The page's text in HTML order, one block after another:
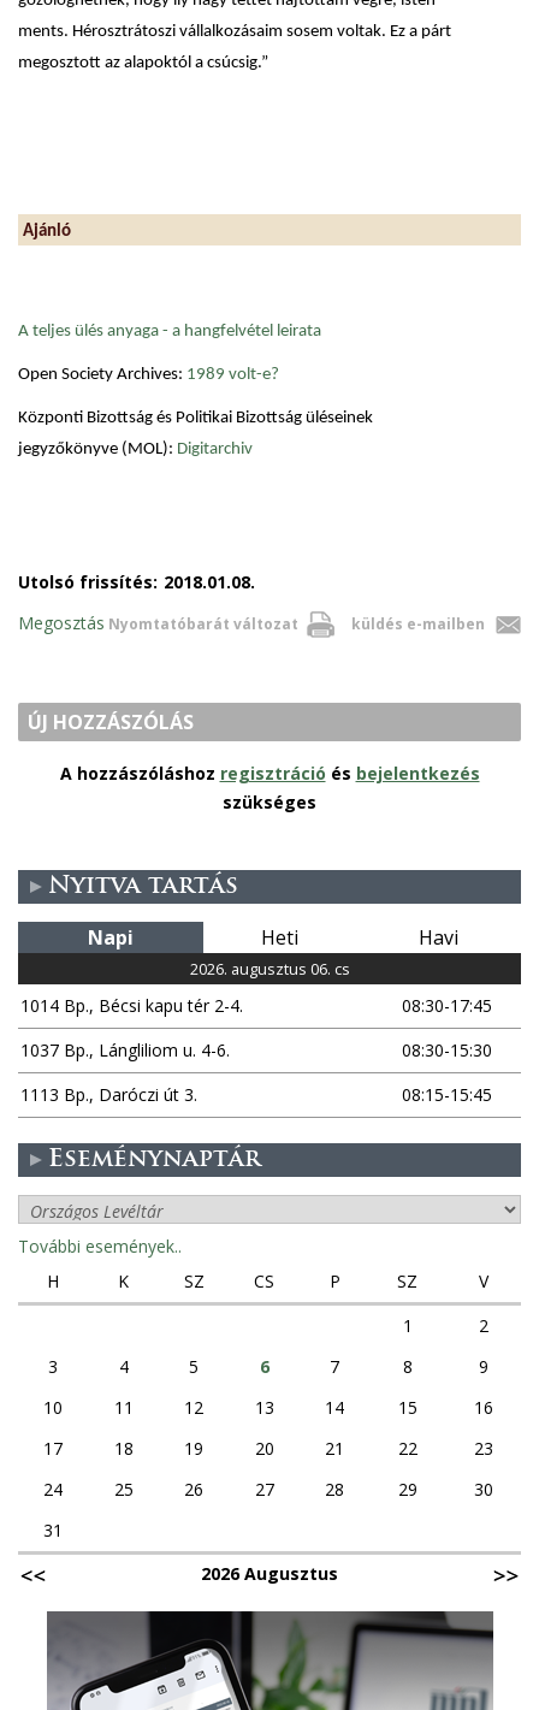
ments. Hérosztrátoszi vállalkozásaim sosem voltak. Ez a párt
megosztott az alapoktól a csúcsig.”
Ajánló
A teljes ülés anyaga - a hangfelvétel leirata
Open Society Archives: 1989 volt-e?
Központi Bizottság és Politikai Bizottság üléseinek
jegyzőkönyve (MOL): Digitarchiv
Utolsó frissítés: 2018.01.08.
Nyomtatóbarát változat küldés e-mailben
Megosztás
ÚJ HOZZÁSZÓLÁS
A hozzászóláshoz regisztráció és bejelentkezés
szükséges
Nyitva tartás
Napi Heti Havi
2026. augusztus 06. cs
1014 Bp., Bécsi kapu tér 2-4.
08:30-17:45
1037 Bp., Lángliliom u. 4-6.
08:30-15:30
1113 Bp., Daróczi út 3.
08:15-15:45
Eseménynaptár
További események..
H
K SZ CS P SZ
V
1
2
3
4 5 6 7 8
9
10
11 12 13 14 15
16
17
18 19 20 21 22
23
24
25 26 27 28 29
30
31
2026 Augusztus